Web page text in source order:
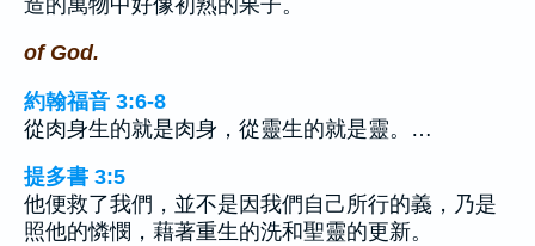
of God.
約翰福音 3:6-8
從肉身生的就是肉身，從靈生的就是靈。…
提多書 3:5
他便救了我們，並不是因我們自己所行的義，乃是
照他的憐憫，藉著重生的洗和聖靈的更新。